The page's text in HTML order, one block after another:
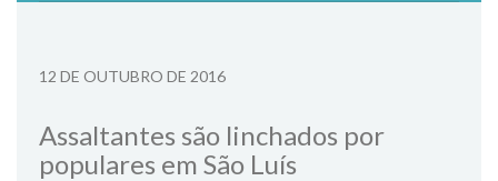
12 DE OUTUBRO DE 2016
Assaltantes são linchados por
populares em São Luís